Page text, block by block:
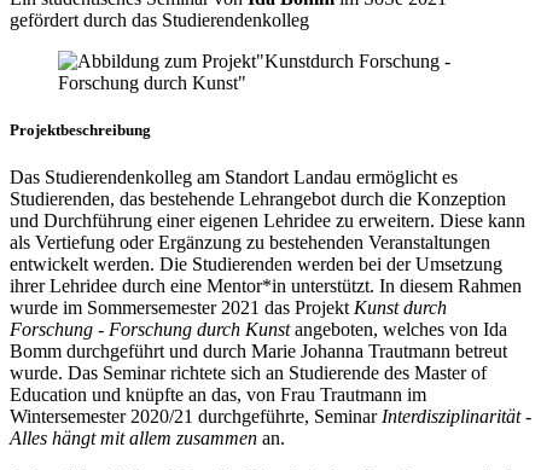
gefördert durch das Studierendenkolleg
Projektbeschreibung
Das Studierendenkolleg am Standort Landau ermöglicht es
Studierenden, das bestehende Lehrangebot durch die Konzeption
und Durchführung einer eigenen Lehridee zu erweitern. Diese kann
als Vertiefung oder Ergänzung zu bestehenden Veranstaltungen
entwickelt werden. Die Studierenden werden bei der Umsetzung
ihrer Lehridee durch eine Mentor*in unterstützt. In diesem Rahmen
wurde im Sommersemester 2021 das Projekt Kunst durch
Forschung - Forschung durch Kunstangeboten, welches von Ida
Bomm durchgeführt und durch Marie Johanna Trautmann betreut
wurde. Das Seminar richtete sich an Studierende des Master of
Education und knüpfte an das, von Frau Trautmann im
Wintersemester 2020/21 durchgeführte, Seminar Interdisziplinarität -
Alles hängt mit allem zusammen an.